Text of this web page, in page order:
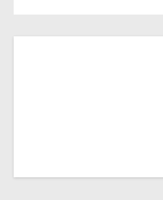
e
i